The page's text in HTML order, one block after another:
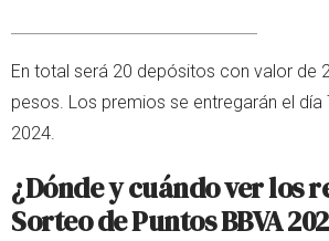
En total será 20 depósitos con valor de
pesos. Los premios se entregarán el
2024.
¿Dónde y cuándo ver los
Sorteo de Puntos BBVA